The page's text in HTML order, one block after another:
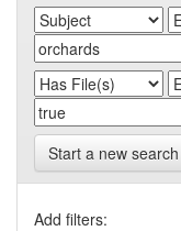
Start a new search
Add filters: